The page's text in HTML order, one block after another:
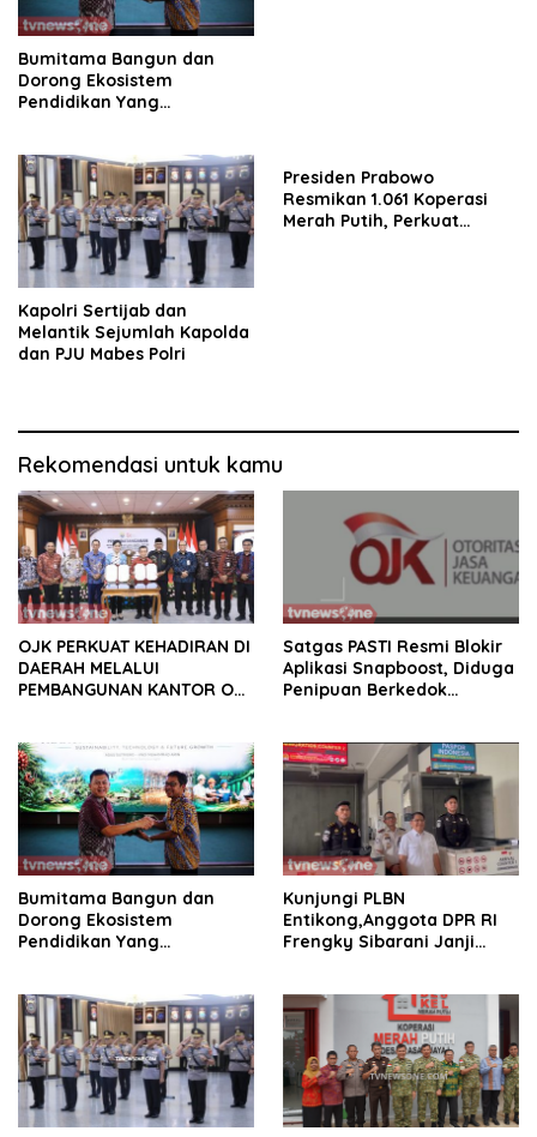
Bumitama Bangun dan
Dorong Ekosistem
Pendidikan Yang
Kapolri Sertijab dan
Melantik Sejumlah Kapolda
dan PJU Mabes Polri
Presiden Prabowo
Resmikan 1.061 Koperasi
Merah Putih, Perkuat
Rekomendasi untuk kamu
OJK PERKUAT KEHADIRAN DI
DAERAH MELALUI
PEMBANGUNAN KANTOR OJK
Satgas PASTI Resmi Blokir
Aplikasi Snapboost, Diduga
Penipuan Berkedok
Bumitama Bangun dan
Dorong Ekosistem
Pendidikan Yang
Kunjungi PLBN
Entikong,Anggota DPR RI
Frengky Sibarani Janji